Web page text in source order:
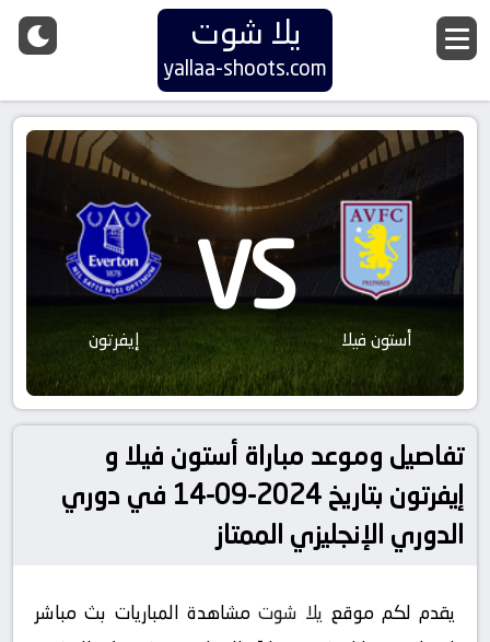
يلا شوت
yallaa-shoots.com
أستون فيلا VS إيفرتون
تفاصيل وموعد مباراة أستون فيلا و
إيفرتون بتاريخ 2024-09-14 في دوري
الدوري الإنجليزي الممتاز
يقدم لكم موقع يلا شوت مشاهدة المباريات بث مباشر